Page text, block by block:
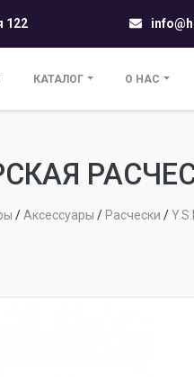
122
КАТАЛОГ О НАС
/Аксессуары / Расчески /